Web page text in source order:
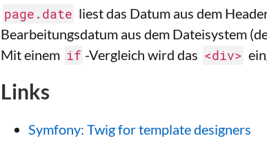
page.date liest das Datum aus dem
Bearbeitungsdatum aus dem Dateisystem
Mit einem if -Vergleich wird das <div>
Links
Symfony: Twig for template designers